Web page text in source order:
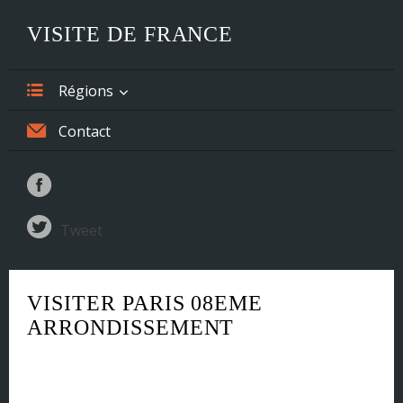
VISITE DE FRANCE
Régions
Alsace
Aquitaine
Basse-Normandie
Bretagne
Contact
Tweet
VISITER PARIS 08EME
ARRONDISSEMENT